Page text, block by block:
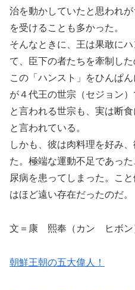
治を動かしていたと思われ
を受けることも多かった。
そんなときに、王は果敢に
て、臣下の者たちを牽制した
この「ハンスト」をひんぱ
が４代王の世宗（セジョン
と言われる世宗も、実は断
と言われている。
しかも、彼は肉料理を好み
た。極端な運動不足であっ
尿病を患ってしまった。こ
はほど遠い存在だったのだ。
文＝康 熙奉（カン ヒボン
朝鮮王朝の五大偉人！